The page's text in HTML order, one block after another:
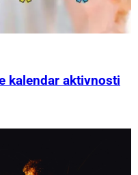
kalendar aktivnosti